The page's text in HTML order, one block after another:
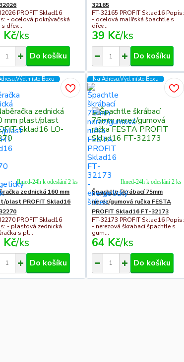
PROFIT Sklad16
- ocelová pokrývačská
dřev...
Kč/ks
Do košíku
32165
FT-32165 PROFIT Sklad16 Popis:
- ocelová malířská špachtle s
dřev...
39 Kč/ks
Do košíku
zednická 160 mm
plast PROFIT Sklad16
PROFIT Sklad16
- plastová zednická
s pl...
Kč/ks
Ihned-24h k odeslání 2 ks
Do košíku
Na Adresu,Výd.místo,Boxu
Špachtle škrábací 75mm
nerez/gumová ručka FESTA
PROFIT Sklad16 FT-32173
FT-32173 PROFIT Sklad16 Popis:
- nerezová škrabací špachtle s
gum...
64 Kč/ks
Ihned-24h k odeslání 2 ks
Do košíku